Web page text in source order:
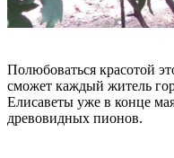
Полюбоваться красотой
сможет каждый житель
Елисаветы уже в конце
древовидных пионов.